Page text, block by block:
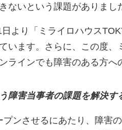
ないという課題がありまし
より「ミライロハウス
います。さらに、この度
ラインでも障害のある方へ
障害当事者の課題を解決す
プンさせるにあたり、障害